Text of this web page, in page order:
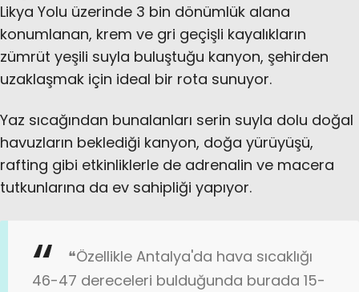
Likya Yolu üzerinde 3 bin dönümlük alana
konumlanan, krem ve gri geçişli kayalıkların
zümrüt yeşili suyla buluştuğu kanyon, şehirden
uzaklaşmak için ideal bir rota sunuyor.
Yaz sıcağından bunalanları serin suyla dolu doğal
havuzların beklediği kanyon, doğa yürüyüşü,
rafting gibi etkinliklerle de adrenalin ve macera
tutkunlarına da ev sahipliği yapıyor.
❝Özellikle Antalya'da hava sıcaklığı
46-47 dereceleri bulduğunda burada 15-